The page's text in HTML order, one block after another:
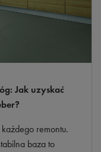
Jak uzyskać
remontu.
baza to